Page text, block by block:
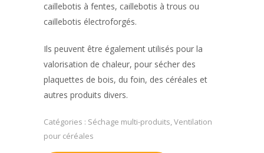
caillebotis à fentes, caillebotis à trous ou
caillebotis électroforgés.
Ils peuvent être également utilisés pour la
valorisation de chaleur, pour sécher des
plaquettes de bois, du foin, des céréales et
autres produits divers.
Catégories : Séchage multi-produits,Ventilation
pour céréales